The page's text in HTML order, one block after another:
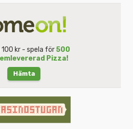
kr - spela för500
Pizza!
Hämta